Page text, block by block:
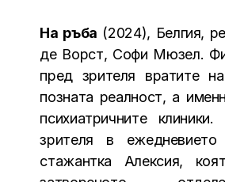
На ръба (2024), Белгия,
де Ворст, Софи Мюзел.
пред зрителя вратите
позната реалност, а
психиатричните
зрителя в
стажантка Алексия,